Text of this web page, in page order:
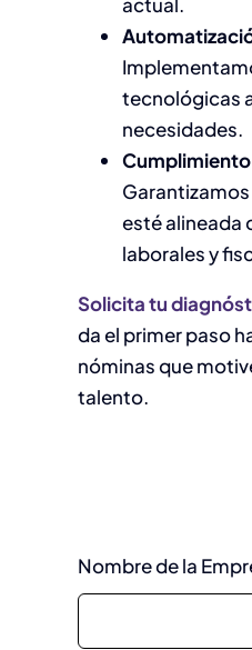
tecnológicas
necesidades.
esté alineada
laborales y
Solicita tu
da el primer paso
nóminas que
talento.
Nombre de la